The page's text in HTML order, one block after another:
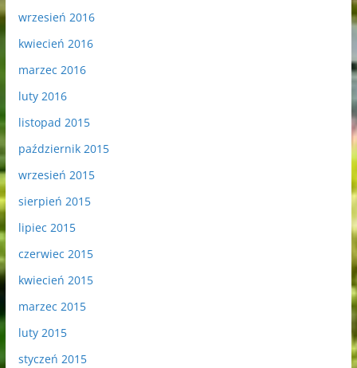
wrzesień 2016
kwiecień 2016
marzec 2016
luty 2016
listopad 2015
październik 2015
wrzesień 2015
sierpień 2015
lipiec 2015
czerwiec 2015
kwiecień 2015
marzec 2015
luty 2015
styczeń 2015